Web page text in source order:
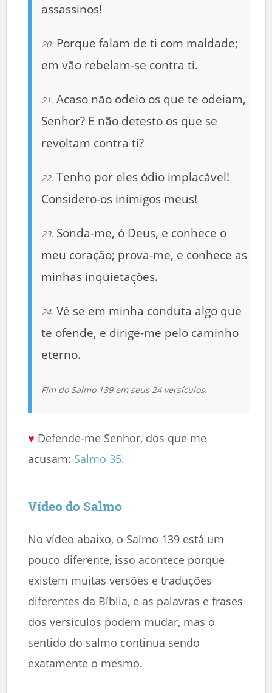
assassinos!
20. Porque falam de ti com maldade;
em vão rebelam-se contra ti.
21. Acaso não odeio os que te odeiam,
Senhor? E não detesto os que se
revoltam contra ti?
22. Tenho por eles ódio implacável!
Considero-os inimigos meus!
23. Sonda-me, ó Deus, e conhece o
meu coração; prova-me, e conhece as
minhas inquietações.
24. Vê se em minha conduta algo que
te ofende, e dirige-me pelo caminho
eterno.
Fim do Salmo 139 em seus 24 versículos.
♥ Defende-me Senhor, dos que me
acusam: Salmo 35.
Vídeo do Salmo
No vídeo abaixo, o Salmo 139 está um
pouco diferente, isso acontece porque
existem muitas versões e traduções
diferentes da Bíblia, e as palavras e frases
dos versículos podem mudar, mas o
sentido do salmo continua sendo
exatamente o mesmo.